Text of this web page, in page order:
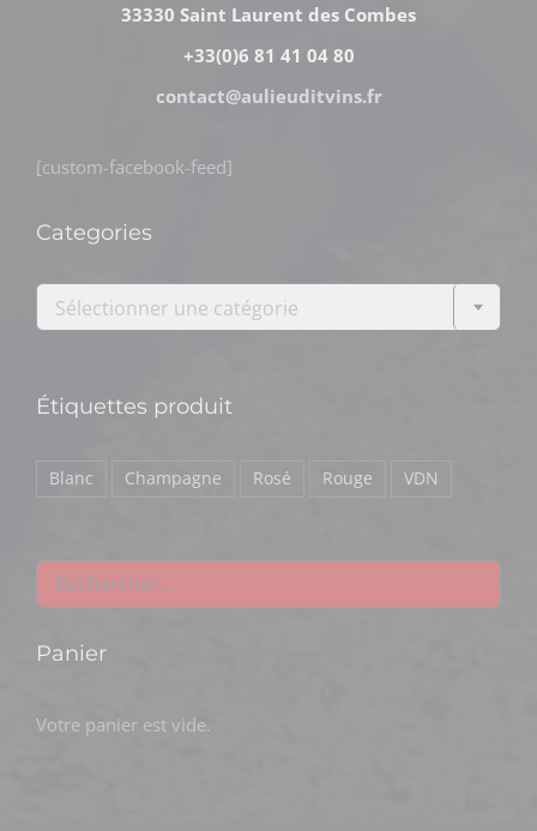
33330 Saint Laurent des Combes
+33(0)6 81 41 04 80
contact@aulieuditvins.fr
[custom-facebook-feed]
Categories
Sélectionner une catégorie
Étiquettes produit
Blanc Champagne Rosé Rouge VDN
Panier
Votre panier est vide.